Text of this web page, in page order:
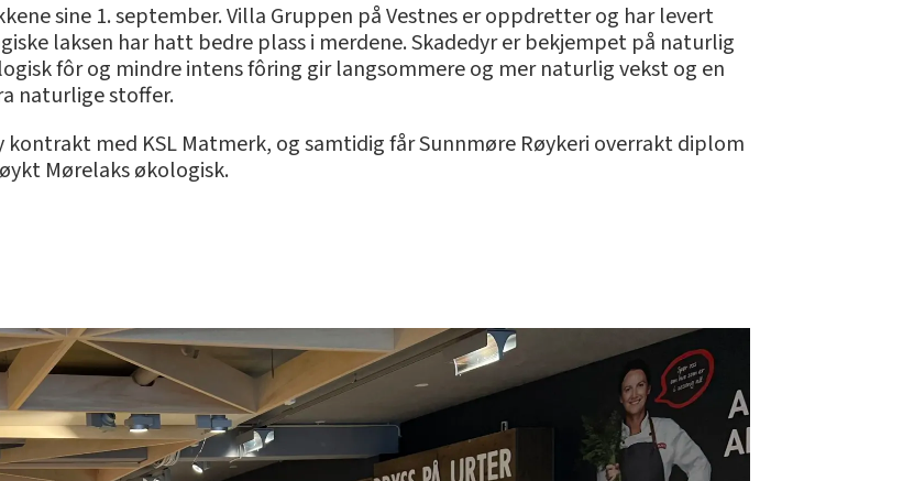
sine 1. september. Villa Gruppen på Vestnes er oppdretter og har levert
laksen har hatt bedre plass i merdene. Skadedyr er bekjempet på naturlig
fôr og mindre intens fôring gir langsommere og mer naturlig vekst og en
naturlige stoffer.
med KSL Matmerk, og samtidig får Sunnmøre Røykeri overrakt diplom
Mørelaks økologisk.